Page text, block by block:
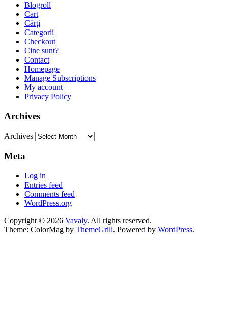
Blogroll
Cart
Cărți
Categorii
Checkout
Cine sunt?
Contact
Homepage
Manage Subscriptions
My account
Privacy Policy
Archives
Archives
Meta
Log in
Entries feed
Comments feed
WordPress.org
Copyright © 2026 Vavaly. All rights reserved.
Theme: ColorMag by ThemeGrill. Powered by WordPress.